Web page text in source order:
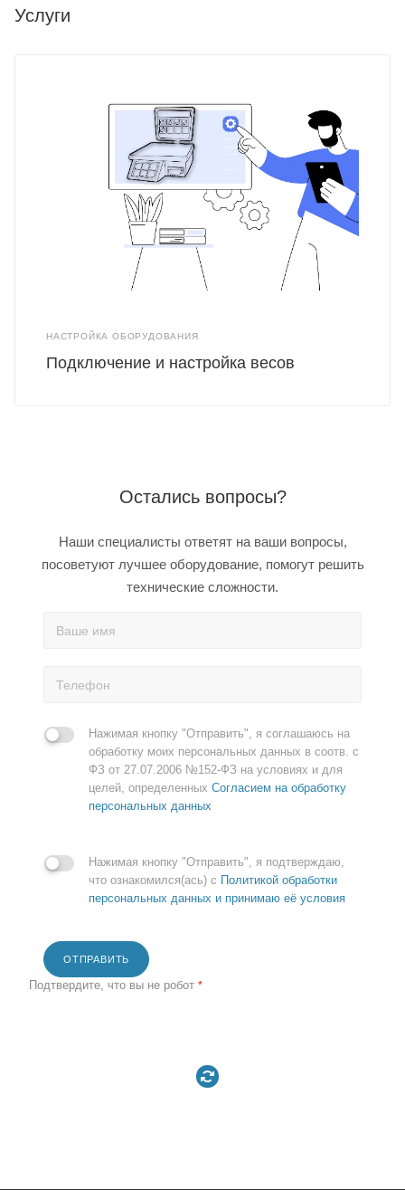
Услуги
НАСТРОЙКА ОБОРУДОВАНИЯ
Подключение и настройка весов
Остались вопросы?
Наши специалисты ответят на ваши вопросы,
посоветуют лучшее оборудование, помогут решить
технические сложности.
Нажимая кнопку "Отправить", я соглашаюсь на
обработку моих персональных данных в соотв. с
ФЗ от 27.07.2006 №152-ФЗ на условиях и для
целей, определенных Согласием на обработку
персональных данных
Нажимая кнопку "Отправить", я подтверждаю,
что ознакомился(ась) с Политикой обработки
персональных данных и принимаю её условия
ОТПРАВИТЬ
Подтвердите, что вы не робот *